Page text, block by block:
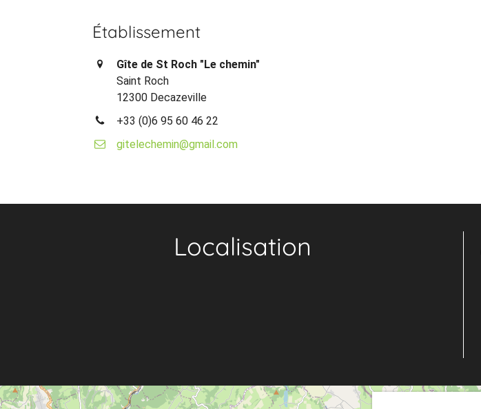
Établissement
Gîte de St Roch "Le chemin"
Saint Roch
12300 Decazeville
+33 (0)6 95 60 46 22
gitelechemin@gmail.com
Localisation